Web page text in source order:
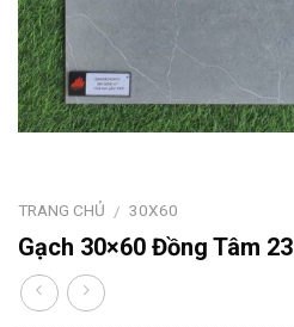
TRANG CHỦ / 30X60
Gạch 30×60 Đồng Tâm 23